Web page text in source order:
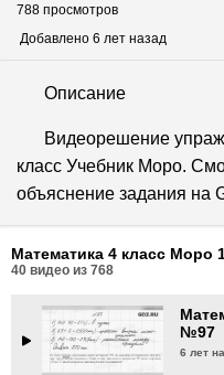
788 просмотров
Добавлено 6 лет назад
Описание
Видеорешение
класс Учебник Моро.
объяснение задания на
Математика 4 класс Моро
40 видео из 768
№95
6 лет
6 лет
№97
6 лет